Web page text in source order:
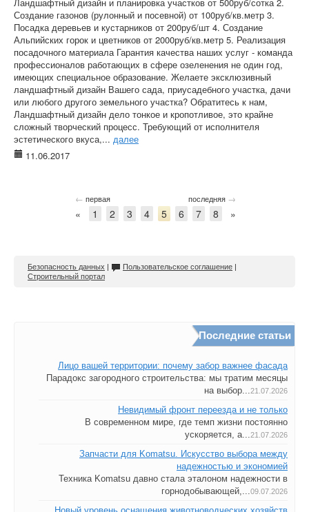
Создание газонов (рулонный и посевной) от 100руб/кв.метр 3.
Посадка деревьев и кустарников от 200руб/шт 4. Создание
Альпийских горок и цветников от 2000руб/кв.метр 5. Реализация
посадочного материала Гарантия качества наших услуг - команда
профессионалов работающих в сфере озеленения не один год,
имеющих специальное образование. Желаете эксклюзивный
ландшафтный дизайн Вашего сада, приусадебного участка, дачи
или любого другого земельного участка? Обратитесь к нам,
Ландшафтный дизайн дело тонкое и кропотливое, это крайне
сложный творческий процесс. Требующий от исполнителя
эстетического вкуса,... далее
11.06.2017
← первая последняя →
« 1 2 3 4 5 6 7 8 »
Безопасность данных | Пользовательское соглашение |
Строительный портал
Последние статьи
Лицо вашей территории: почему забор важнее фасада
Парадокс загородного строительства: мы тратим месяцы
на выбор...21.07.2026
Невидимый фронт переезда и не только
В современном мире, где темп жизни постоянно
ускоряется, а...21.07.2026
Запчасти для Komatsu. Искусство выбора между
надежностью и экономией
Техника Komatsu давно стала эталоном надежности в
горнодобывающей,...09.07.2026